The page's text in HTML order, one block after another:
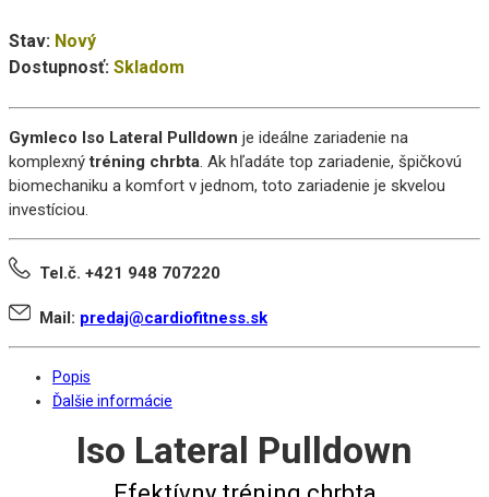
Stav: Nový
Dostupnosť: Skladom
Gymleco Iso Lateral Pulldown je ideálne zariadenie na
komplexnýtréning chrbta. Ak hľadáte top zariadenie, špičkovú
biomechaniku a komfort v jednom, toto zariadenie je skvelou
investíciou.
Tel.č. +421 948 707220
Mail: predaj@cardiofitness.sk
Popis
Ďalšie informácie
Iso Lateral Pulldown